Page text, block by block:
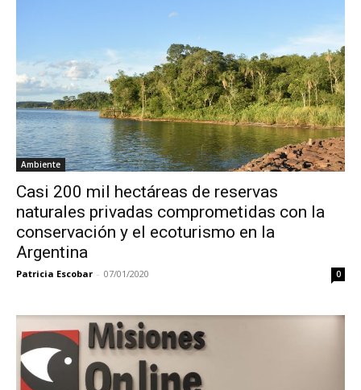
Ambiente
Casi 200 mil hectáreas de reservas
naturales privadas comprometidas con la
conservación y el ecoturismo en la
Argentina
Patricia Escobar - 07/01/2020 0